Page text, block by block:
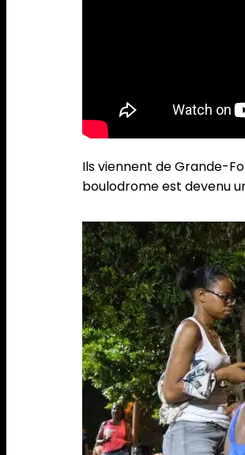
Ils viennent de Grande-
boulodrome est devenu